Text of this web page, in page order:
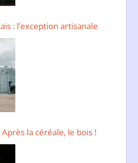
: l’exception artisanale
la céréale, le bois !